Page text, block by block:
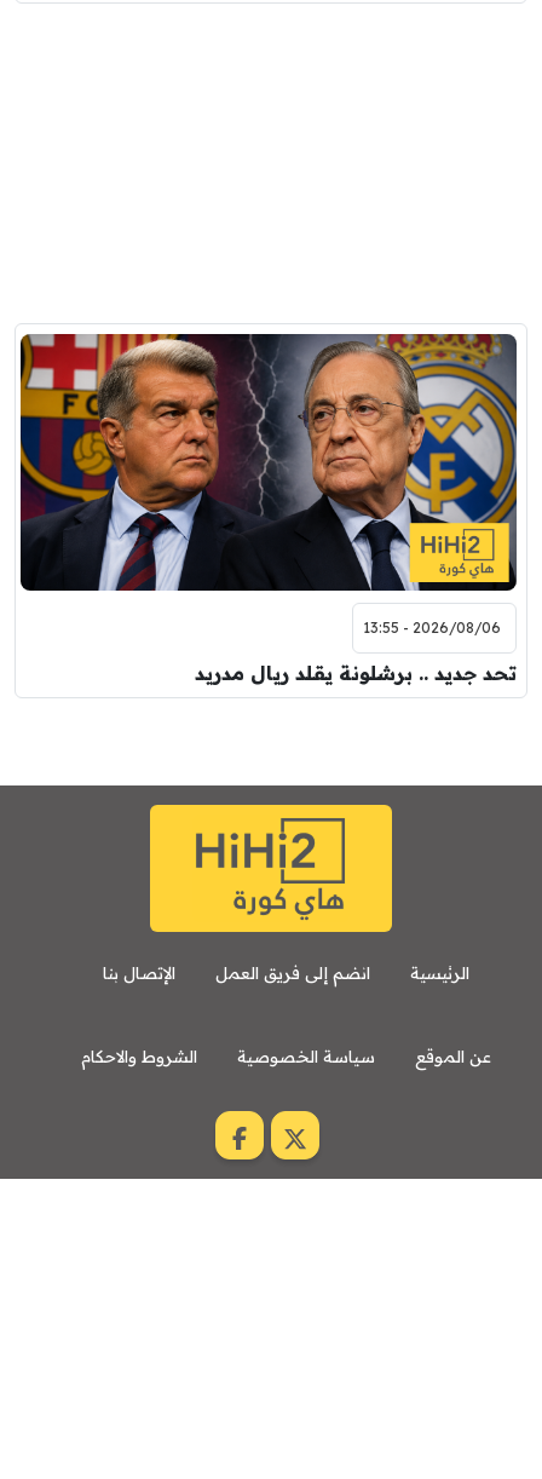
2026/08/06 - 13:55
تحد جديد .. برشلونة يقلد ريال مدريد
الرئيسية انضم إلى فريق العمل الإتصال بنا
عن الموقع سياسة الخصوصية الشروط والاحكام